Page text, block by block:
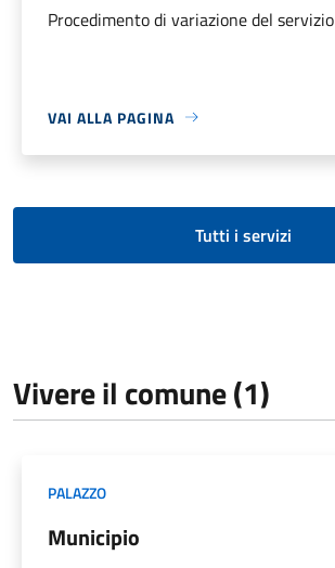
Procedimento di variazione del servizio
VAI ALLA PAGINA
Tutti i servizi
Vivere il comune (1)
PALAZZO
Municipio